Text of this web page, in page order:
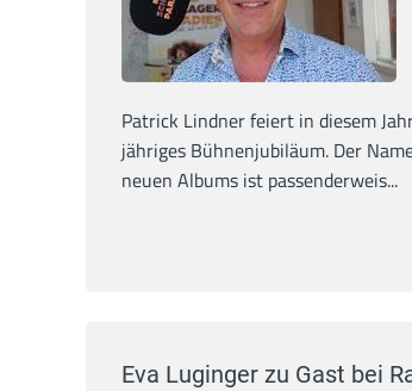
Patrick Lindner feiert in diesem
jähriges Bühnenjubiläum. Der
neuen Albums ist passenderweis...
Eva Luginger zu Gast bei